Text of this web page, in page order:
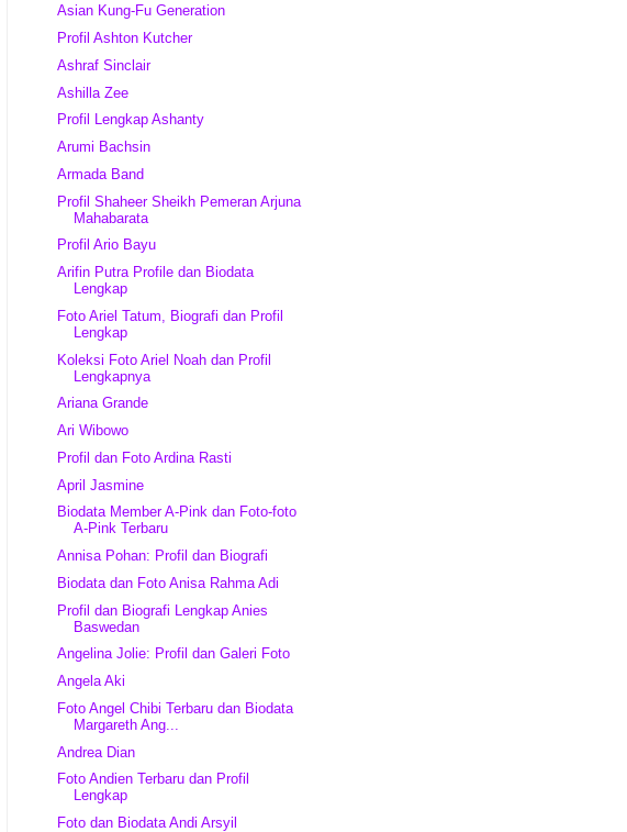
Asian Kung-Fu Generation
Profil Ashton Kutcher
Ashraf Sinclair
Ashilla Zee
Profil Lengkap Ashanty
Arumi Bachsin
Armada Band
Profil Shaheer Sheikh Pemeran Arjuna
Mahabarata
Profil Ario Bayu
Arifin Putra Profile dan Biodata
Lengkap
Foto Ariel Tatum, Biografi dan Profil
Lengkap
Koleksi Foto Ariel Noah dan Profil
Lengkapnya
Ariana Grande
Ari Wibowo
Profil dan Foto Ardina Rasti
April Jasmine
Biodata Member A-Pink dan Foto-foto
A-Pink Terbaru
Annisa Pohan: Profil dan Biografi
Biodata dan Foto Anisa Rahma Adi
Profil dan Biografi Lengkap Anies
Baswedan
Angelina Jolie: Profil dan Galeri Foto
Angela Aki
Foto Angel Chibi Terbaru dan Biodata
Margareth Ang...
Andrea Dian
Foto Andien Terbaru dan Profil
Lengkap
Foto dan Biodata Andi Arsyil